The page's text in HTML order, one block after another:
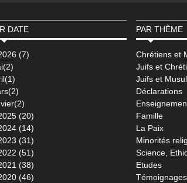
DATE
(7)
(20)
(14)
(31)
(51)
(38)
(46)
PAR THÈME
Chrétiens et
Juifs et
Juifs et
Déclarations
Famille
La Paix
Minorités
Science,
Etudes
Témoignages